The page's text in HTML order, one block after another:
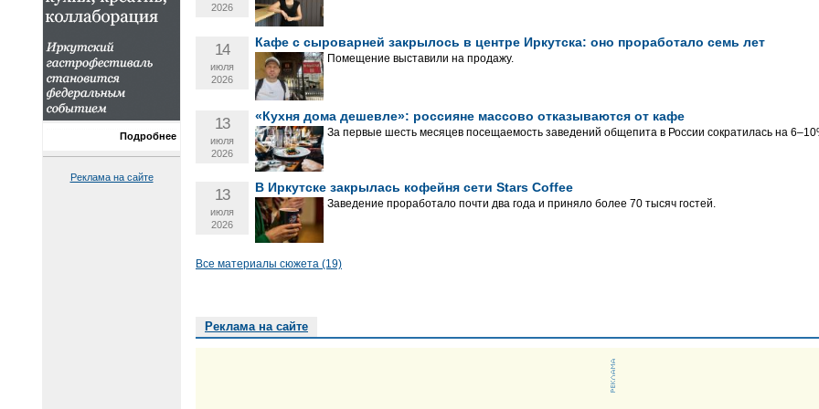
Подробнее
Реклама на сайте
2026
14
июля
2026
Кафе с сыроварней закрылось в центре Иркутска: оно проработало семь лет
Помещение выставили на продажу.
13
июля
2026
«Кухня дома дешевле»: россияне массово отказываются от кафе
За первые шесть месяцев посещаемость заведений общепита в России сократилась на
13
июля
2026
В Иркутске закрылась кофейня сети Stars Coffee
Заведение проработало почти два года и приняло более 70 тысяч гостей.
Все материалы сюжета (19)
Реклама на сайте